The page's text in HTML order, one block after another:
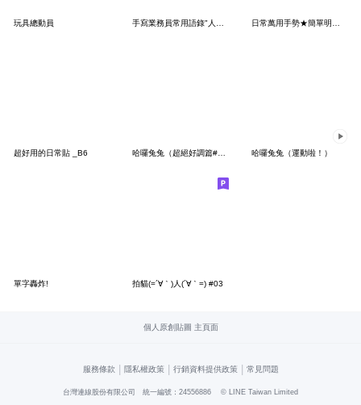
玩具總動員
超好用的日常貼 _B6 哈囉兔兔（超絕好調篇#3） 哈囉兔兔（運動啦！）
單字轟炸! 拍貓(=´∀｀)人(´∀｀=) #03
個人原創貼圖 主頁面
服務條款 | 隱私權政策 | 行銷資料提供政策 | 常見問題
台灣連線股份有限公司 統一編號：24556886 © LINE Taiwan Limited